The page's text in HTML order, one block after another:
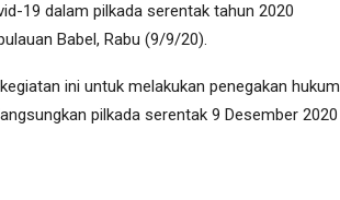
19 dalam pilkada serentak tahun 2020
Babel, Rabu (9/9/20).
ini untuk melakukan penegakan hukum
pilkada serentak 9 Desember 2020